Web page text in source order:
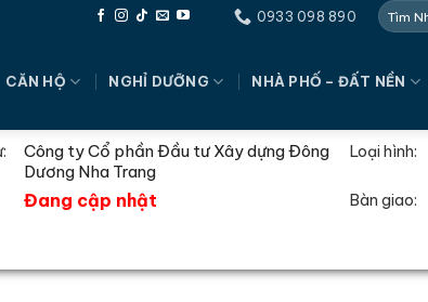
0933 098 890
CĂN HỘ NGHỈ DƯỠNG NHÀ PHỐ – ĐẤT NỀN
Công ty Cổ phần Đầu tư Xây dựng Đông
Dương Nha Trang
Loại hình:
Đang cập nhật Bàn giao: